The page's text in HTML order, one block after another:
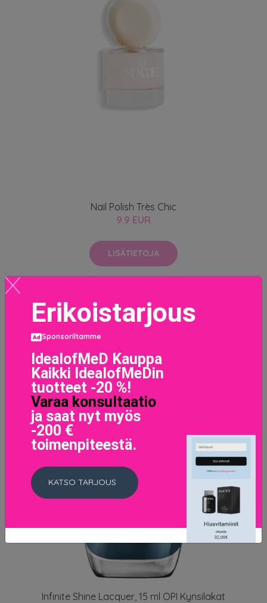
Nail Polish Très Chic
9.9 EUR
LISÄTIETOJA
Infinite Shine Lacquer, 15 ml OPI Kynsilakat
Erikoistarjous
Sponsoriltamme
IdealofMeD Kauppa
Kaikki IdealofMeDin
tuotteet -20 %!
Varaa konsultaatio
ja saat nyt myös
-200 €
toimenpiteestä.
KATSO TARJOUS